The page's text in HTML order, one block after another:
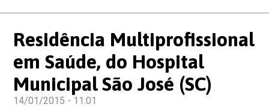
Residência Multiprofissional
em Saúde, do Hospital
Municipal São José (SC)
14/01/2015 - 11:01